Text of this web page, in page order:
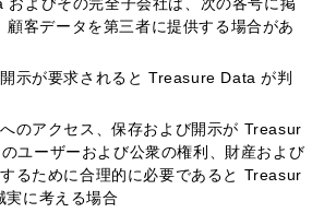
顧客データを第三者に提供する場合があ
示が要求されると Treasure Data が判
のアクセス、保存および開示が Treasur
ユーザーおよび公衆の権利、財産および
るために合理的に必要であると Treasur
に考える場合